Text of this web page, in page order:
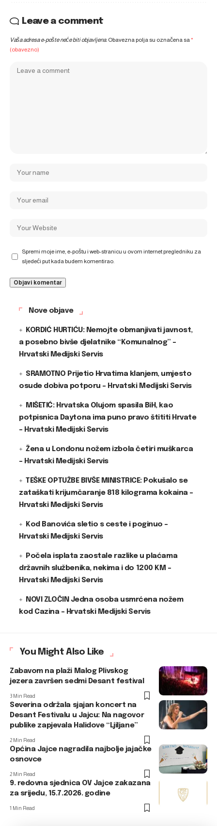
Leave a comment
Vaša adresa e-pošte neće biti objavljena. Obavezna polja su označena sa*
(obavezno)
Spremi moje ime, e-poštu i web-stranicu u ovom internet pregledniku za
sljedeći put kada budem komentirao.
Nove objave
KORDIĆ HURTIĆU: Nemojte obmanjivati javnost,
a posebno bivše djelatnike “Komunalnog” –
Hrvatski Medijski Servis
SRAMOTNO Prijetio Hrvatima klanjem, umjesto
osude dobiva potporu – Hrvatski Medijski Servis
MIŠETIĆ: Hrvatska Olujom spasila BiH, kao
potpisnica Daytona ima puno pravo štititi Hrvate
– Hrvatski Medijski Servis
Žena u Londonu nožem izbola četiri muškarca
– Hrvatski Medijski Servis
TEŠKE OPTUŽBE BIVŠE MINISTRICE: Pokušalo se
zataškati krijumčaranje 818 kilograma kokaina –
Hrvatski Medijski Servis
Kod Banovića sletio s ceste i poginuo –
Hrvatski Medijski Servis
Počela isplata zaostale razlike u plaćama
državnih službenika, nekima i do 1200 KM –
Hrvatski Medijski Servis
NOVI ZLOČIN Jedna osoba usmrćena nožem
kod Cazina – Hrvatski Medijski Servis
You Might Also Like
Zabavom na plaži Malog Plivskog
jezera završen sedmi Desant festival
3 Min Read
Severina održala sjajan koncert na
Desant Festivalu u Jajcu: Na nagovor
publike zapjevala Halidove “Ljiljane”
2 Min Read
Općina Jajce nagradila najbolje jajačke
osnovce
2 Min Read
9. redovna sjednica OV Jajce zakazana
za srijedu, 15.7.2026. godine
1 Min Read